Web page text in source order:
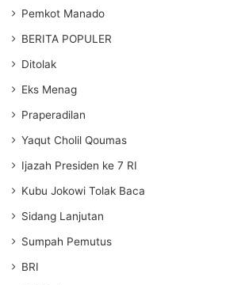
Pemkot Manado
BERITA POPULER
Ditolak
Eks Menag
Praperadilan
Yaqut Cholil Qoumas
Ijazah Presiden ke 7 RI
Kubu Jokowi Tolak Baca
Sidang Lanjutan
Sumpah Pemutus
BRI